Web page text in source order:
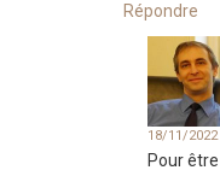
Répondre
18/11/
Pour